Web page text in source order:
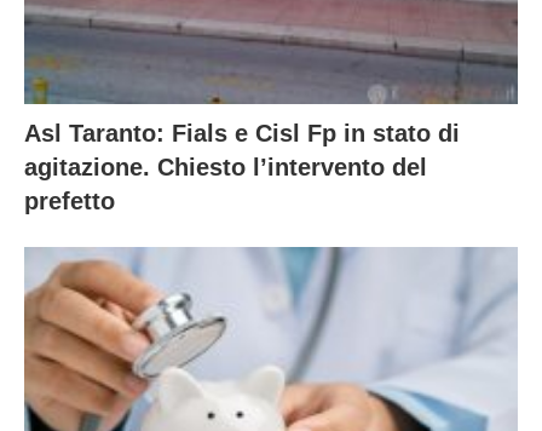
Asl Taranto: Fials e Cisl Fp in stato di
agitazione. Chiesto l’intervento del
prefetto